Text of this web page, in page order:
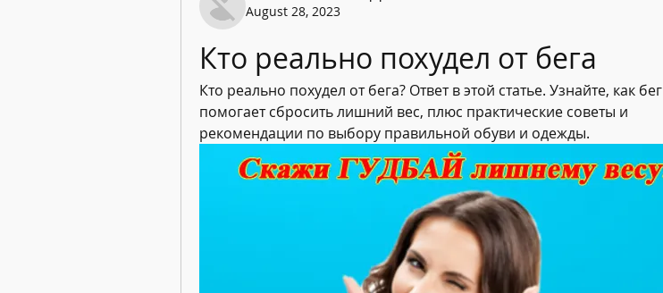
August 28, 2023
Кто реально похудел от бега
Кто реально похудел от бега? Ответ в этой статье. Узнайте, как бег
помогает сбросить лишний вес, плюс практические советы и
рекомендации по выбору правильной обуви и одежды.